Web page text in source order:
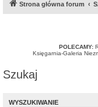
Strona główna forum
POLECAMY:
Księgarnia-Galeria
Szukaj
WYSZUKIWANIE